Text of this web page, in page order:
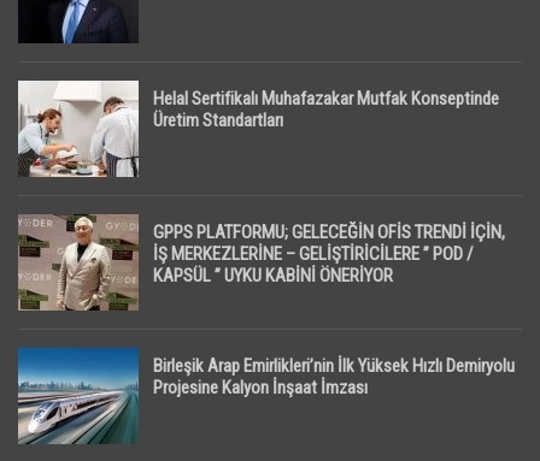
Helal Sertifikalı Muhafazakar Mutfak Konseptinde
Üretim Standartları
GPPS PLATFORMU; GELECEĞİN OFİS TRENDİ İÇİN,
İŞ MERKEZLERİNE – GELİŞTİRİCİLERE ” POD /
KAPSÜL ” UYKU KABİNİ ÖNERİYOR
Birleşik Arap Emirlikleri’nin İlk Yüksek Hızlı Demiryolu
Projesine Kalyon İnşaat İmzası